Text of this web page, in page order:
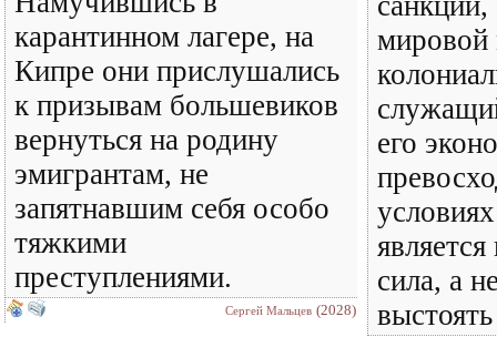
карантинном лагере, на
Кипре они прислушались
к призывам большевиков
вернуться на родину
эмигрантам, не
запятнавшим себя особо
тяжкими
преступлениями.
Сергей Мальцев (2028)
мировой
его
сила, а